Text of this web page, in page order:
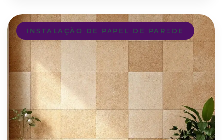
INSTALAÇÃO DE PAPEL DE PAREDE